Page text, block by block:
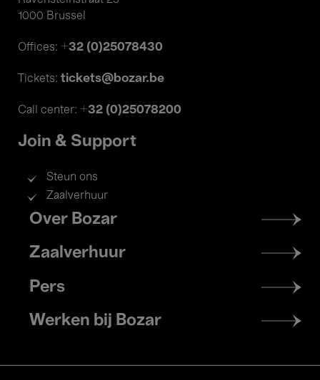
1000 Brussel
Offices: +32 (0)25078430
Tickets: tickets@bozar.be
Call center: +32 (0)25078200
Join & Support
Steun ons
Zaalverhuur
Footer
menu
Over Bozar
Zaalverhuur
Pers
Werken bij Bozar